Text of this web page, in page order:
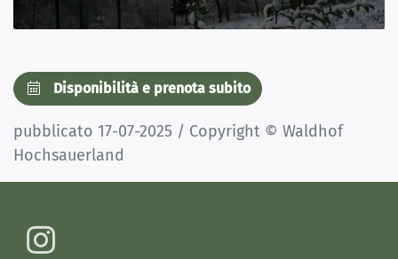
Disponibilità e prenota subito
pubblicato 17-07-2025 / Copyright © Waldhof
Hochsauerland